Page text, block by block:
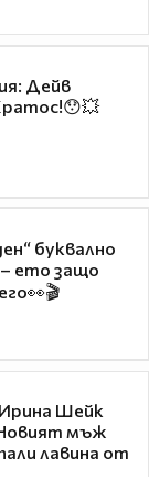
Дейв
буквално
– ето защо
Шейк
мъж
лавина от